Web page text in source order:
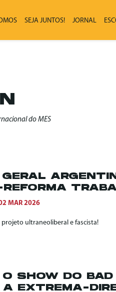
SEJA JUNTOS! JORNAL
do MES
MAR 2026
ultraneoliberal e fascista!
O SHOW DO
A EXTREMA-